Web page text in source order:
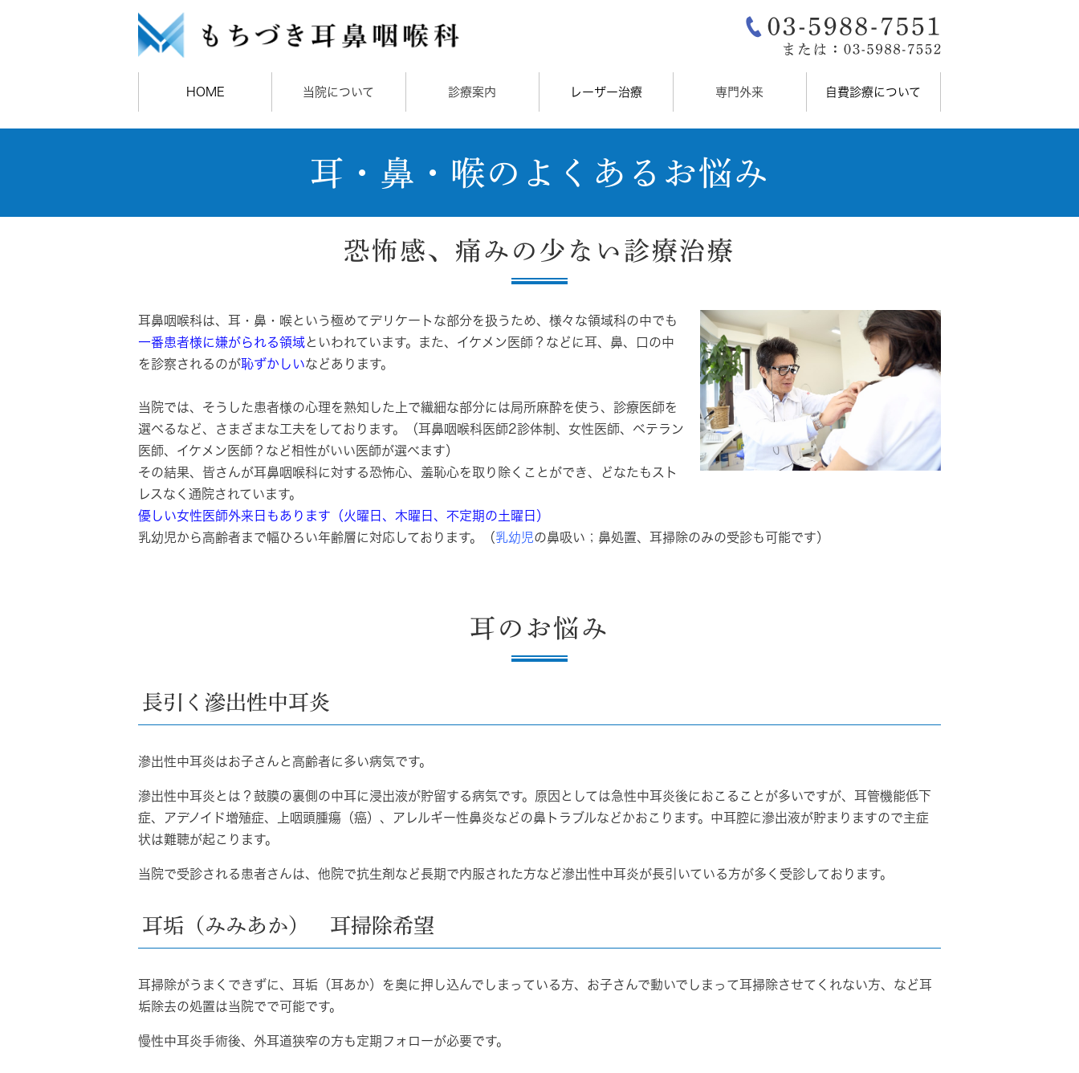
HOME 当院について 診療案内 レーザー治療 専門外来 自費診療について
耳・鼻・喉のよくあるお悩み
恐怖感、痛みの少ない診療治療
耳鼻咽喉科は、耳・鼻・喉という極めてデリケートな部分を扱うため、様々な領域科の中でも
一番患者様に嫌がられる領域 といわれています。また、イケメン医師？などに耳、鼻、口の中
を診察されるのが恥ずかしいなどあります。
当院では、そうした患者様の心理を熟知した上で繊細な部分には局所麻酔を使う、診療医師を
選べるなど、さまざまな工夫をしております。（耳鼻咽喉科医師2診体制、女性医師、ベテラン
医師、イケメン医師？など相性がいい医師が選べます）
その結果、皆さんが耳鼻咽喉科に対する恐怖心、羞恥心を取り除くことができ、どなたもスト
レスなく通院されています。
優しい女性医師外来日もあります（火曜日、木曜日、不定期の土曜日）
乳幼児から高齢者まで幅ひろい年齢層に対応しております。
（乳幼児の鼻吸い；鼻処置、耳掃除のみの受診も可能です）
耳のお悩み
長引く滲出性中耳炎
滲出性中耳炎はお子さんと高齢者に多い病気です。
滲出性中耳炎とは？鼓膜の裏側の中耳に浸出液が貯留する病気です。原因としては急性中耳炎後におこることが多いですが、耳管機能低下
症、アデノイド増殖症、上咽頭腫瘍（癌）、アレルギー性鼻炎などの鼻トラブルなどかおこります。中耳腔に滲出液が貯まりますので主症
状は難聴が起こります。
当院で受診される患者さんは、他院で抗生剤など長期で内服された方など滲出性中耳炎が長引いている方が多く受診しております。
耳垢（みみあか） 耳掃除希望
耳掃除がうまくできずに、耳垢（耳あか）を奥に押し込んでしまっている方、お子さんで動いでしまって耳掃除させてくれない方、など耳
垢除去の処置は当院でで可能です。
慢性中耳炎手術後、外耳道狭窄の方も定期フォローが必要です。